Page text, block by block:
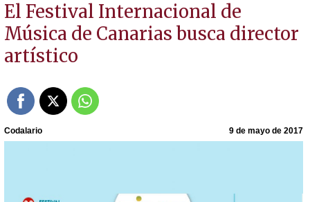
El Festival Internacional de
Música de Canarias busca director
artístico
Codalario 9 de mayo de 2017